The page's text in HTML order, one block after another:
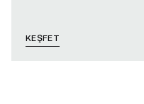
KEŞFET